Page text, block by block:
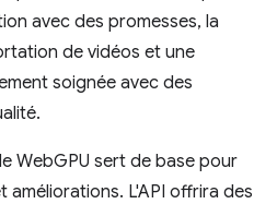
avec des promesses, la
de vidéos et une
soignée avec des
WebGPU sert de base pour
améliorations. L'API offrira des